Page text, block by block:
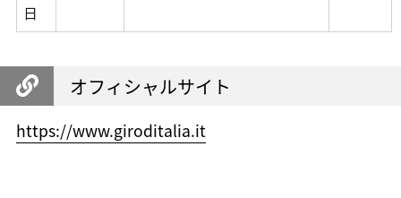
日
オフィシャルサイト
https://www.giroditalia.it